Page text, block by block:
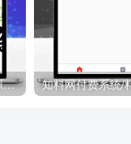
易支付最新升级易支付系统源码-全插件-长期更新新增功能